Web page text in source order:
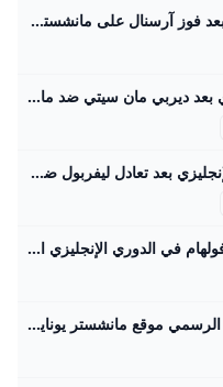
جدول ترتيب الدوري الإنجليزي الممتاز بعد فوز آرسنال على مانشستر يونايتد المصري اليوم يبحث عشاق الساحرة المستديرة من كافة أنحاء العالم جدول ترتيب الدوري الإنجليزي الممتاز بعد فوز آرسنال على مانشستر يونايتد مساء اليوم الأحد، وبالتحديد من قبل عشاق اليونايتد والجانرز داخل الوطن العربي. لذلك، نقدم لكم عن طريق… الأحد 17-08-2025 20:23 | كتب: أحمد جمعة الطويل | - صورة أرشيفية تصوير : آخرون يبحث عشاق الساحرة المستديرة من كافة أنحاء العالم جدول ترتيب الدوري الإنجليزي الممتاز بعد فوز آرسنال على مانشستر يونايتد مساء اليوم الأحد، وبالتحديد من قبل عشاق اليونايتد والجانرز داخل الوطن العربي.
ترتيب الدوري الإنجليزي بعد ديربي مان سيتي ضد مان يونايتد - اليوم السابع واصل فريق مانشستر سيتي بقيادة مدربه بيب جوارديولا، نزيف النقاط فى النسخة الحالية من مسابقة الدوري الإنجليزي لكرة القدم.. ترتيب الدوري الإنجليزي بعد ديربي مان سيتي ضد مان يونايتد الأحد، 15 ديسمبر 2024 11:08 م وسقط مانشستر يونايتد الإنجليزى فوزا قاتلا من نظيره مانشستر سيتى، بنتيجة 2-1، فى الديربى الذى أقيم على ملعب “الاتحاد”، ضمن منافسات الجولة السادسة عشرة من عمر مسابقة الدوري الإنجليزي بالموسم الحالى 2024-2025. أحرز جوسكو جفارديول الهدف الأول لصالح مان سيتي ضد مان يونايتد بالدقيقة 37 من زمن الديربى.
جدول ترتيب الدوري الإنجليزي بعد تعادل ليفربول ضد مانشستر يونايتد - اليوم السابع ‘يعتلي فريق ليفربول صدارة ترتيب الدوري الإنجليزي بعد قمة مانشستر يونايتد التي انتهت بالتعادل الإيجابي بينهما في المواجهة التي أقيمت مساء الأحد على ملعب “أنفيلد”..’ جدول ترتيب الدوري الإنجليزي بعد تعادل ليفربول ضد مانشستر يونايتد الأحد، 05 يناير 2025 11:29 م ويتصدر فريق ليفربول جدول ترتيب الدوري الإنجليزي برصيد 46 نقطة جمعها من الفوز في 14 مباراة والتعادل في 4 وخسارة لقاء 1 وتسجيل 47 هدفًا وتلقي 19، وتتبقى له مباراة مؤجلة أمام إيفرتون.
تعثر جديد.. مانشستر يونايتد يتعادل مع فولهام في الدوري الإنجليزي الممتاز سقط مانشستر يونايتد مرة أخرى في مسابقة الدوري الإنجليزي الممتاز عقب تعادله الإيجابي المخيب لـ الآمال مع فريق فولهام في الجولة الثانية من البريميرليج. رياضة مباراة مانشستر يونايتد وفولهام في الدوري الإنجليزي الممتاز معتز محمد الأحد 24/أغسطس/2025 - 08:42 م أضف للمفضلة شارك شارك x facebooktwitterrss feed سقط مانشستر يونايتد مرة أخرى في مسابقة الدوري الإنجليزي الممتاز عقب تعادله الإيجابي المخيب لـ الآمال مع فريق فولهام في الجولة الثانية من البريميرليج.
المباريات والنتائجموقع مانشستر يونايتد الرسمي موقع مانشستر يونايتد الرسمي |